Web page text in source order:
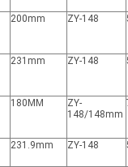
200mm ZY-148
231mm ZY-148
180MM
ZY-
148/148mm
231.9mm ZY-148